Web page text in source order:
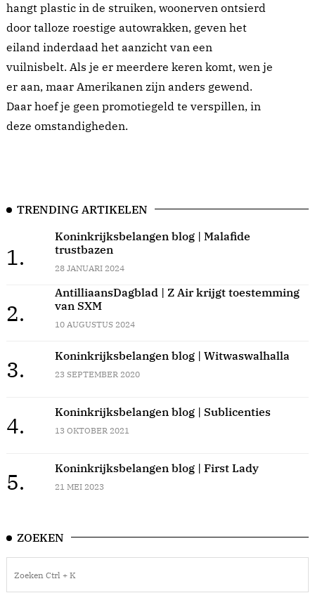
hangt plastic in de struiken, woonerven ontsierd
door talloze roestige autowrakken, geven het
eiland inderdaad het aanzicht van een
vuilnisbelt. Als je er meerdere keren komt, wen je
er aan, maar Amerikanen zijn anders gewend.
Daar hoef je geen promotiegeld te verspillen, in
deze omstandigheden.
TRENDING ARTIKELEN
1.
Koninkrijksbelangen blog | Malafide
trustbazen
28 JANUARI 2024
2.
AntilliaansDagblad | Z Air krijgt toestemming
van SXM
10 AUGUSTUS 2024
3.
Koninkrijksbelangen blog | Witwaswalhalla
23 SEPTEMBER 2020
4.
Koninkrijksbelangen blog | Sublicenties
13 OKTOBER 2021
5.
Koninkrijksbelangen blog | First Lady
21 MEI 2023
ZOEKEN